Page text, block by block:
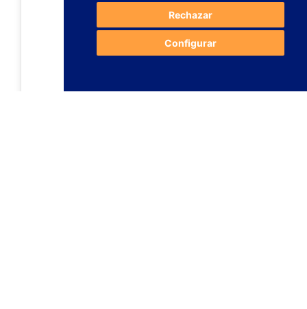
Rechazar
Configurar